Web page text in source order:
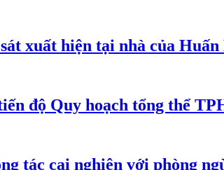
xuất hiện tại nhà của
độ Quy hoạch tổng thể
tác cai nghiện với phòng